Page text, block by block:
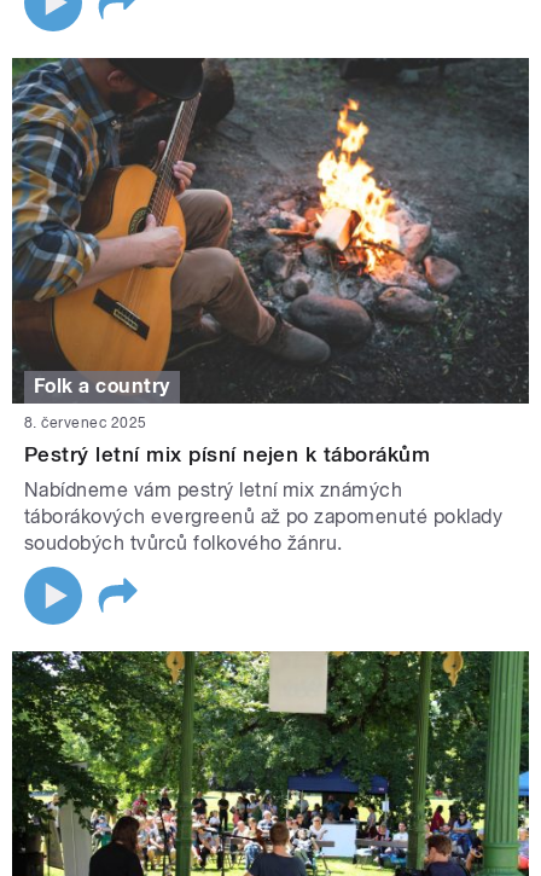
Folk a country
8. červenec 2025
Pestrý letní mix písní nejen k táborákům
Nabídneme vám pestrý letní mix známých
táborákových evergreenů až po zapomenuté poklady
soudobých tvůrců folkového žánru.